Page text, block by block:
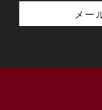
メー